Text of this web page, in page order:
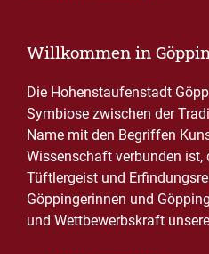
Willkommen in
Die Hohenstaufenstadt
Symbiose zwischen der
Name mit den Begriffen
Wissenschaft verbunden ist,
Tüftlergeist und
Göppingerinnen und
und Wettbewerbskraft